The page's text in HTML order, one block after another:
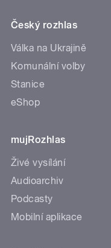
Český rozhlas
Válka na Ukrajině
Komunální volby
Stanice
eShop
mujRozhlas
Živé vysílání
Audioarchiv
Podcasty
Mobilní aplikace